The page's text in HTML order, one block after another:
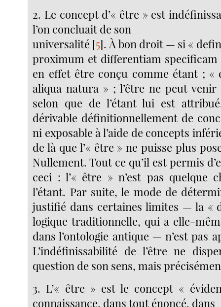
2. Le concept d’« être » est
l’on concluait de son
universalité [5]. À bon droit — si «
proximum et differentiam specificam
en effet être conçu comme étant ;
aliqua natura » ; l’être ne peut
selon que de l’étant lui est
dérivable définitionnellement de
ni exposable à l’aide de concepts
de là que l’« être » ne puisse plus
Nullement. Tout ce qu’il est permis
ceci : l’« être » n’est pas quelque
l’étant. Par suite, le mode de
justifié dans certaines limites — la «
logique traditionnelle, qui a elle-
dans l’ontologie antique — n’est pas
L’indéfinissabilité de l’être ne
question de son sens, mais
3. L’« être » est le concept «
connaissance, dans tout énoncé, dans